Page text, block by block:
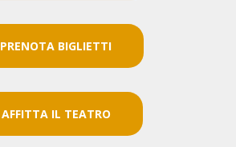
PRENOTA BIGLIETTI
AFFITTA IL TEATRO